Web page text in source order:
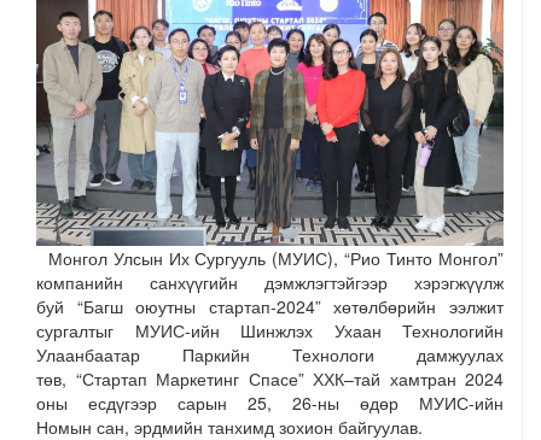
Монгол Улсын Их Сургууль (МУИС), “Рио Тинто Монгол”
компанийн санхүүгийн дэмжлэгтэйгээр хэрэгжүүлж
буй “Багш оюутны стартап-2024”хөтөлбөрийн
ээлжит
сургалтыг МУИС-ийн Шинжлэх Ухаан Технологийн
Улаанбаатар
Паркийн Технологи
дамжуулах
төв, “Стартап Маркетинг Спасе” ХХК–тай хамтран 2024
оны
есдүгээр сарын 25, 26-ны өдөр МУИС-ийн
Номын сан, эрдмийн танхимд зохион байгуулав.